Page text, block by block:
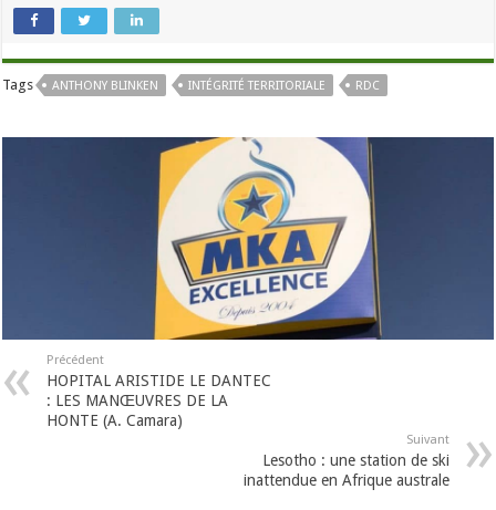
Tags ANTHONY BLINKEN INTÉGRITÉ TERRITORIALE RDC
Précédent
HOPITAL ARISTIDE LE DANTEC
: LES MANŒUVRES DE LA
HONTE (A. Camara)
Suivant
Lesotho : une station de ski
inattendue en Afrique australe